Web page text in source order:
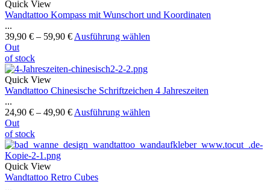
Quick View
Wandtattoo Kompass mit Wunschort und Koordinaten
...
39,90 € – 59,90 € Ausführung wählen
Out
of stock
Quick View
Wandtattoo Chinesische Schriftzeichen 4 Jahreszeiten
...
24,90 € – 49,90 € Ausführung wählen
Out
of stock
Quick View
Wandtattoo Retro Cubes